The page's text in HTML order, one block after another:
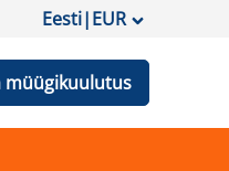
Eesti|EUR
müügikuulutus